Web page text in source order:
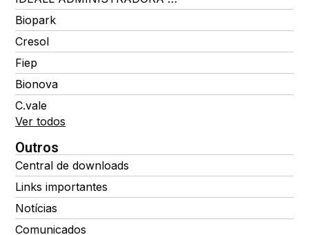
Biopark
Cresol
Fiep
Bionova
C.vale
Ver todos
Outros
Central de downloads
Links importantes
Notícias
Comunicados